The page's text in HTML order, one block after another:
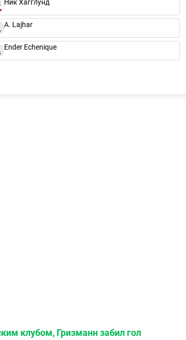
Ник Хагглунд
A. Lajhar
Ender Echenique
клубом, Гризманн забил гол